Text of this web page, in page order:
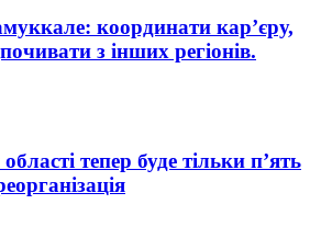
координати кар’єру,
з інших регіонів.
тепер буде тільки п’ять